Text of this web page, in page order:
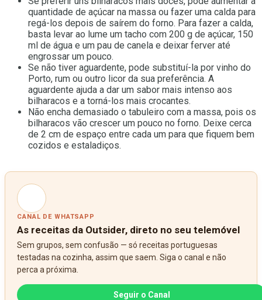
quantidade de açúcar na massa ou fazer uma calda para
regá-los depois de saírem do forno. Para fazer a calda,
basta levar ao lume um tacho com 200 g de açúcar, 150
ml de água e um pau de canela e deixar ferver até
engrossar um pouco.
Se não tiver aguardente, pode substituí-la por vinho do
Porto, rum ou outro licor da sua preferência. A
aguardente ajuda a dar um sabor mais intenso aos
bilharacos e a torná-los mais crocantes.
Não encha demasiado o tabuleiro com a massa, pois os
bilharacos vão crescer um pouco no forno. Deixe cerca
de 2 cm de espaço entre cada um para que fiquem bem
cozidos e estaladiços.
CANAL DE WHATSAPP
As receitas da Outsider, direto no seu telemóvel
Sem grupos, sem confusão — só receitas portuguesas
testadas na cozinha, assim que saem. Siga o canal e não
perca a próxima.
Seguir o Canal